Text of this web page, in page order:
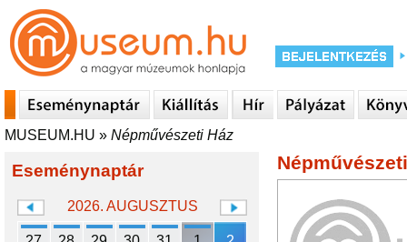
MUSEUM.HU » Népművészeti Ház
Eseménynaptár
2026. AUGUSZTUS